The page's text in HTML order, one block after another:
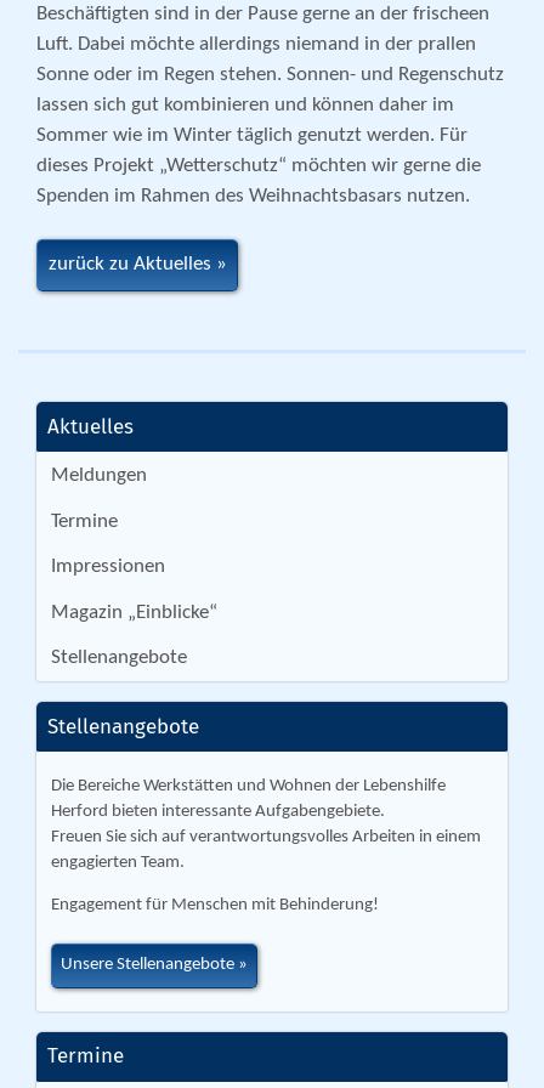
Beschäftigten sind in der Pause gerne an der frischeen
Luft. Dabei möchte allerdings niemand in der prallen
Sonne oder im Regen stehen. Sonnen- und Regenschutz
lassen sich gut kombinieren und können daher im
Sommer wie im Winter täglich genutzt werden. Für
dieses Projekt „Wetterschutz“ möchten wir gerne die
Spenden im Rahmen des Weihnachtsbasars nutzen.
zurück zu Aktuelles
Aktuelles
Meldungen
Termine
Impressionen
Magazin „Einblicke“
Stellenangebote
Stellenangebote
Die Bereiche Werkstätten und Wohnen der Lebenshilfe
Herford bieten interessante Aufgabengebiete.
Freuen Sie sich auf verantwortungsvolles Arbeiten in einem
engagierten Team.
Engagement für Menschen mit Behinderung!
Unsere Stellenangebote
Termine